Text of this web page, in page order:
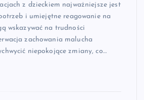
z dzieckiem najważniejsze jest
i umiejętne reagowanie na
wskazywać na trudności
zachowania malucha
niepokojące zmiany, co…